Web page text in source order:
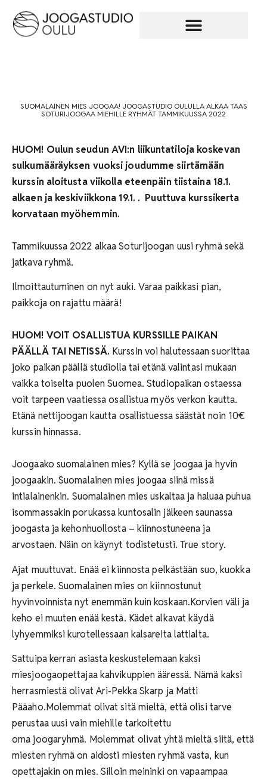
SUOMALAINEN MIES JOOGAA! JOOGASTUDIO OULULLA ALKAA TAAS
SOTURIJOOGAA MIEHILLE RYHMÄT TAMMIKUUSSA 2022
HUOM! Oulun seudun AVI:n liikuntatiloja koskevan
sulkumääräyksen vuoksi joudumme siirtämään
kurssin aloitusta viikolla eteenpäin tiistaina 18.1.
alkaen ja keskiviikkona 19.1. . Puuttuva kurssikerta
korvataan myöhemmin.
Tammikuussa 2022 alkaa Soturijoogan uusi ryhmä sekä
jatkava ryhmä.
Ilmoittautuminen on nyt auki. Varaa paikkasi pian,
paikkoja on rajattu määrä!
HUOM! VOIT OSALLISTUA KURSSILLE PAIKAN
PÄÄLLÄ TAI NETISSÄ. Kurssin voi halutessaan suorittaa
joko paikan päällä studiolla tai etänä valintasi mukaan
vaikka toiselta puolen Suomea. Studiopaikan ostaessa
voit tarpeen vaatiessa osallistua myös verkon kautta.
Etänä nettijoogan kautta osallistuessa säästät noin 10€
kurssin hinnassa.
Joogaako suomalainen mies? Kyllä se joogaa ja hyvin
joogaakin. Suomalainen mies joogaa siinä missä
intialainenkin. Suomalainen mies uskaltaa ja haluaa puhua
isommassakin porukassa kuntosalin jälkeen saunassa
joogasta ja kehonhuollosta – kiinnostuneena ja
arvostaen. Näin on käynyt todistetusti. True story.
Ajat muuttuvat. Enää ei kiinnosta pelkästään suo, kuokka
ja perkele. Suomalainen mies on kiinnostunut
hyvinvoinnista nyt enemmän kuin koskaan.Korvien väli ja
keho ei muuten enää kestä. Kädet alkavat käydä
lyhyemmiksi kurotellessaan kalsareita lattialta.
Sattuipa kerran asiasta keskustelemaan kaksi
miesjoogaopettajaa kahvikuppien ääressä. Nämä kaksi
herrasmiestä olivat Ari-Pekka Skarp ja Matti
Pääaho.Molemmat olivat sitä mieltä, että olisi tarve
perustaa uusi vain miehille tarkoitettu
oma joogaryhmä. Molemmat olivat yhtä mieltä siitä, että
miesten ryhmä on aidosti miesten ryhmä vasta, kun
opettajakin on mies. Silloin meininki on vapaampaa